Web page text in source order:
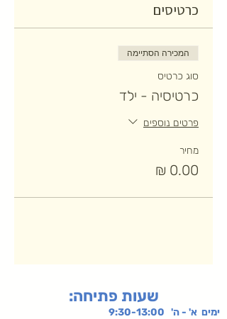
כרטיסים
המכירה הסתיימה
סוג כרטיס
כרטיסיה - ילד
פרטים נוספים
מחיר
:שעות פתיחה
ימים א' - ה' 9:30-13:00